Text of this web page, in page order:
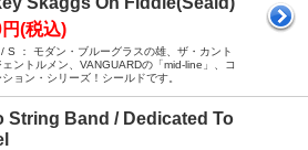
(税込)
S ： モダン・ブルーグラスの雄、ザ・カント
ェントルメン、VANGUARDの「mid-line」、コ
ョン・シリーズ！シールドです。
String Band / Dedicated To